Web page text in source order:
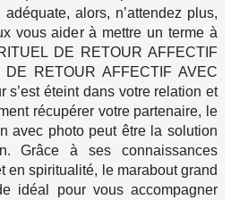
alors, n’attendez plus,
vous aider à mettre un terme à
DE RETOUR AFFECTIF
RETOUR AFFECTIF AVEC
s’est éteint dans votre relation et
récupérer votre partenaire, le
avec photo peut être la solution
Grâce à ses connaissances
en spiritualité, le marabout grand
idéal pour vous accompagner